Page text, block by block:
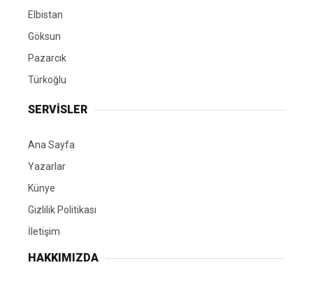
Elbistan
Göksun
Pazarcık
Türkoğlu
SERVİSLER
Ana Sayfa
Yazarlar
Künye
Gizlilik Politikası
İletişim
HAKKIMIZDA